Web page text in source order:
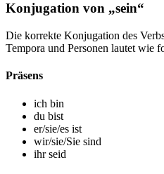
Konjugation von „sein“
Die korrekte Konjugation des
Tempora und Personen lautet wie
Präsens
ich bin
du bist
er/sie/es ist
wir/sie/Sie sind
ihr seid